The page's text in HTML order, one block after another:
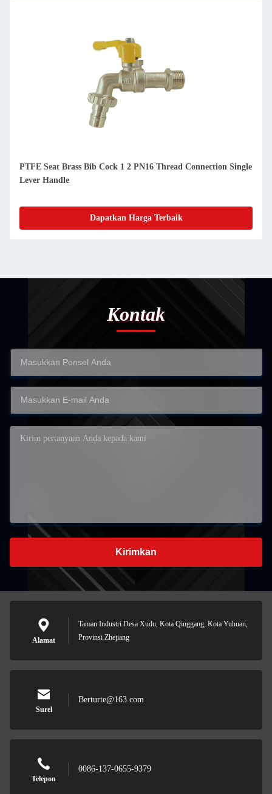
PTFE Seat Brass Bib Cock 1 2 PN16 Thread Connection Single
Lever Handle
Dapatkan Harga Terbaik
Kontak
Kirimkan
Alamat
Taman Industri Desa Xudu, Kota Qinggang, Kota Yuhuan,
Provinsi Zhejiang
Surel
Berturte@163.com
Telepon
0086-137-0655-9379